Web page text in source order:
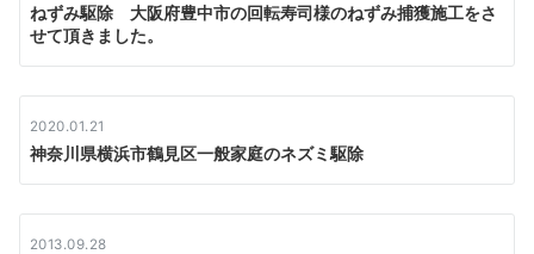
ねずみ駆除 大阪府豊中市の回転寿司様のねずみ捕獲施工をさ
せて頂きました。
2020.01.21
神奈川県横浜市鶴見区一般家庭のネズミ駆除
2013.09.28